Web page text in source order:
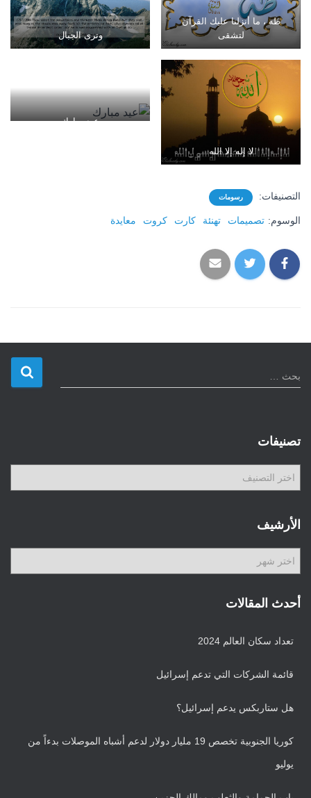
طه ، ما أنزلنا عليك القرآن
لتشقى
وترى الجبال
لا إله إلا الله
عيد مبارك
التصنيفات: رسومات
الوسوم: تصميمات تهنئة كارت كروت معايدة
ل
ع
ن
بحث …
تصنيفات
ي
ف
ا
ت
الأرشيف
ر
ف
أحدث المقالات
تعداد سكان العالم 2024
قائمة الشركات التي تدعم إسرائيل
هل ستاربكس يدعم إسرائيل؟
كوريا الجنوبية تخصص 19 مليار دولار لدعم أشباه الموصلات بدءاً من
يوليو